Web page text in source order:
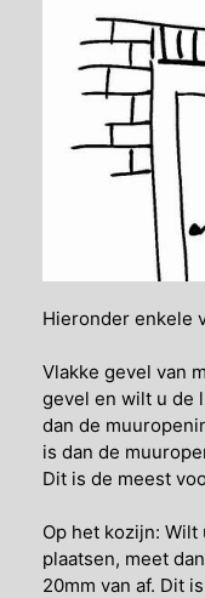
Hieronder enkele
Vlakke gevel van
gevel en wilt u de
dan de
is dan de
Dit is de meest
Op het kozijn:
plaatsen, meet
20mm van af. Dit